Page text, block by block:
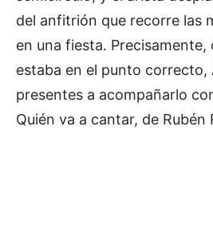
del anfitrión que recorre las
en una fiesta.
estaba en el punto correcto,
presentes a acompañarlo
Quién va a cantar, de Rubén